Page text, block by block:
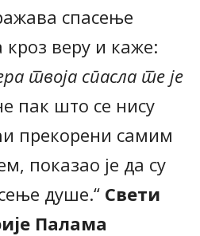
спасење
веру и каже:
твоја спасла те је
пак што се нису
прекорени самим
показао је да су
душе.“ Свети
Палама